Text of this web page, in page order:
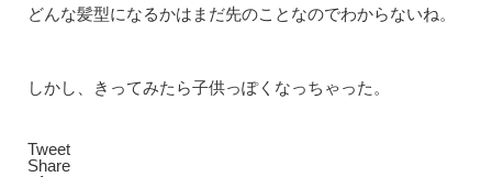
どんな髪型になるかはまだ先のことなのでわからないね。
しかし、きってみたら子供っぽくなっちゃった。
Tweet
Share